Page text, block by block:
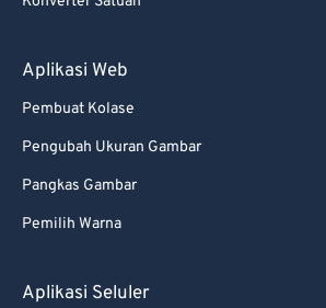
Aplikasi Web
Pembuat Kolase
Pengubah Ukuran Gambar
Pangkas Gambar
Pemilih Warna
Aplikasi Seluler